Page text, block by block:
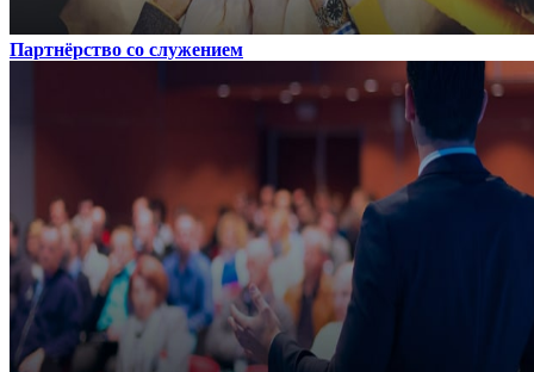
Партнёрство со служением